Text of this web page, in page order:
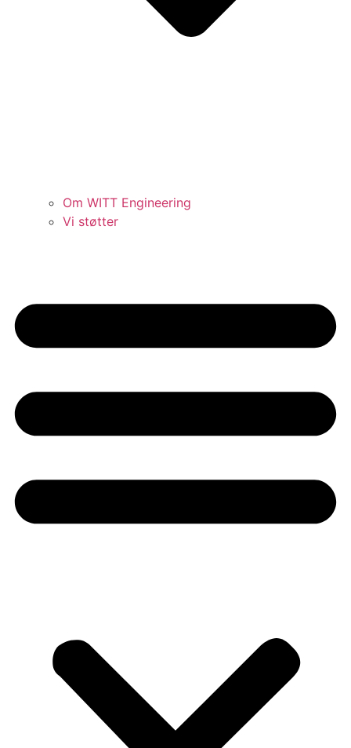
Om WITT Engineering
Vi støtter